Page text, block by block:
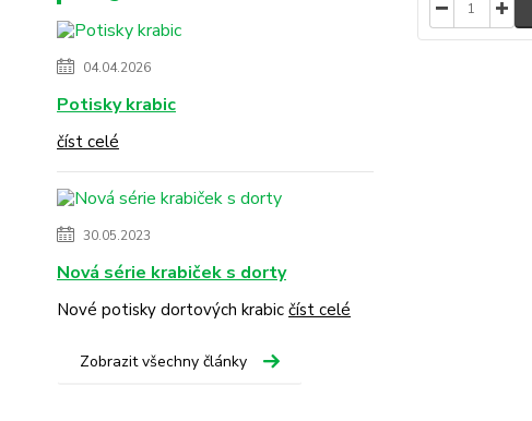
04.04.2026
Potisky krabic
číst celé
30.05.2023
Nová série krabiček s dorty
Nové potisky dortových krabic číst celé
Zobrazit všechny články